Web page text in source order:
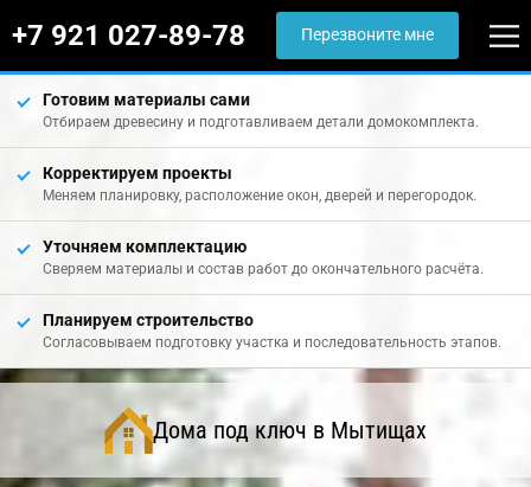
+7 921 027-89-78 Перезвоните мне
Готовим материалы сами
Отбираем древесину и подготавливаем детали домокомплекта.
Корректируем проекты
Меняем планировку, расположение окон, дверей и перегородок.
Уточняем комплектацию
Сверяем материалы и состав работ до окончательного расчёта.
Планируем строительство
Согласовываем подготовку участка и последовательность этапов.
Дома под ключ в Мытищах